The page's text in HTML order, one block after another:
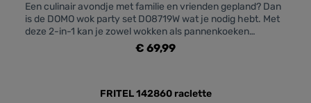
Een culinair avondje met familie en vrienden gepland? Dan
is de DOMO wok party set DO8719W wat je nodig hebt. Met
deze 2-in-1 kan je zowel wokken als pannenkoeken
bakken. Ieder kan eenvoudig zijn eigen bereiding maken
waardoor je samen met je gezelschap kan tafelen. Je stelt
temperatuur. De bakplaat en wokpannetjes zijn voorzien
€ 69,99
FRITEL 142860 raclette